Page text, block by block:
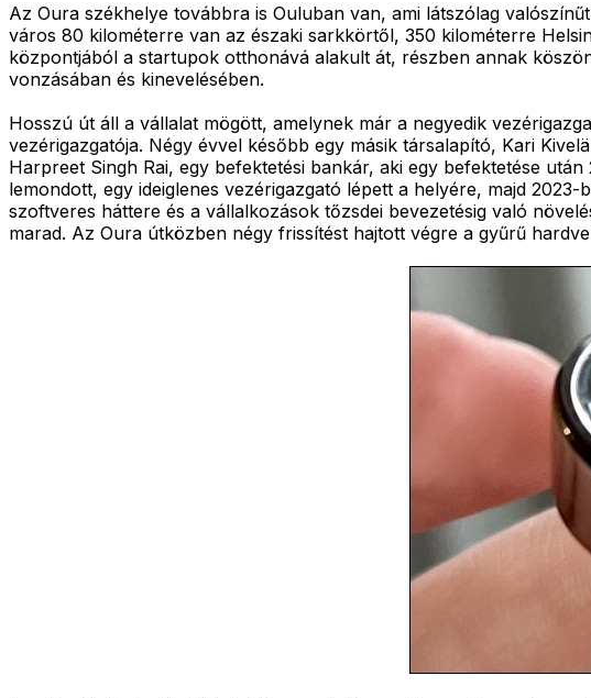
Az Oura székhelye továbbra is Ouluban van, ami látszólag
város 80 kilométerre van az északi sarkkörtől, 350 kilométerre
központjából a startupok otthonává alakult át, részben annak
vonzásában és kinevelésében.
Hosszú út áll a vállalat mögött, amelynek már a negyedik
vezérigazgatója. Négy évvel később egy másik társalapító, Kari
Harpreet Singh Rai, egy befektetési bankár, aki egy befektetése
lemondott, egy ideiglenes vezérigazgató lépett a helyére, majd
szoftveres háttere és a vállalkozások tőzsdei bevezetésig való
marad. Az Oura útközben négy frissítést hajtott végre a gyűrű